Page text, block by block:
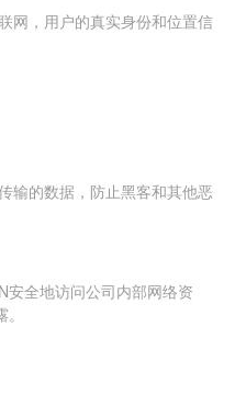
网，用户的真实身份和位置信
输的数据，防止黑客和其他恶
安全地访问公司内部网络资